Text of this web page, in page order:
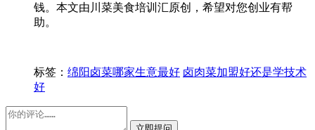
钱。本文由川菜美食培训汇原创，希望对您创业有帮
助。
标签： 绵阳卤菜哪家生意最好 卤肉菜加盟好还是学技术
好